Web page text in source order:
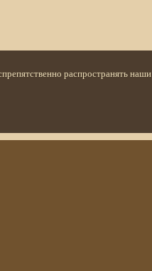
распространять наши